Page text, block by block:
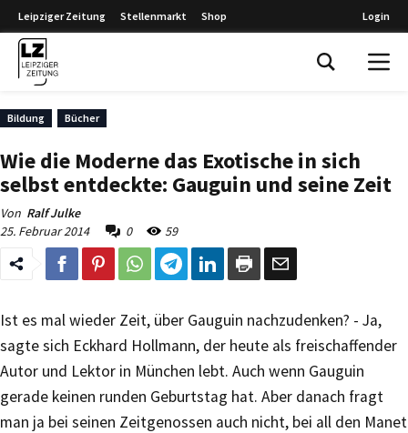
Leipziger Zeitung Stellenmarkt Shop Login
Bildung Bücher
Wie die Moderne das Exotische in sich
selbst entdeckte: Gauguin und seine Zeit
Von Ralf Julke
25. Februar 2014
0 59
Ist es mal wieder Zeit, über Gauguin nachzudenken? - Ja,
sagte sich Eckhard Hollmann, der heute als freischaffender
Autor und Lektor in München lebt. Auch wenn Gauguin
gerade keinen runden Geburtstag hat. Aber danach fragt
man ja bei seinen Zeitgenossen auch nicht, bei all den Manet